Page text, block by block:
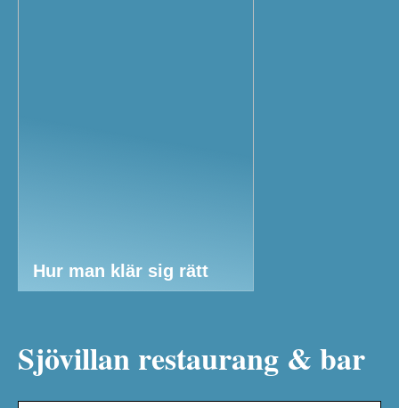
Hur man klär sig rätt
Sjövillan restaurang & bar